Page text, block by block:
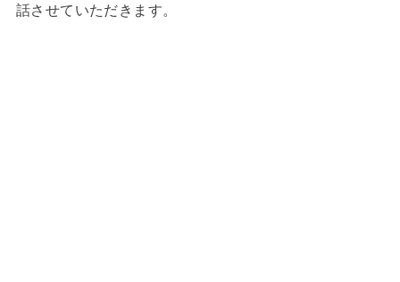
話させていただきます。